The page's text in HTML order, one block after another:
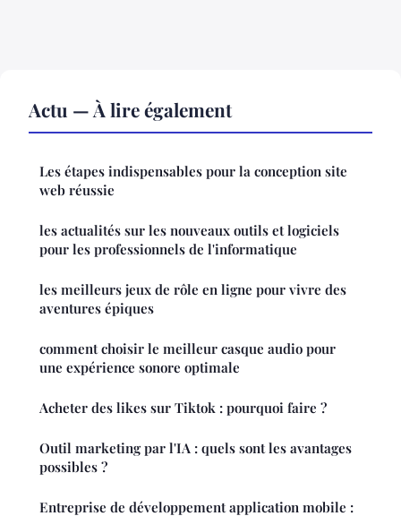
Actu — À lire également
Les étapes indispensables pour la conception site
web réussie
les actualités sur les nouveaux outils et logiciels
pour les professionnels de l'informatique
les meilleurs jeux de rôle en ligne pour vivre des
aventures épiques
comment choisir le meilleur casque audio pour
une expérience sonore optimale
Acheter des likes sur Tiktok : pourquoi faire ?
Outil marketing par l'IA : quels sont les avantages
possibles ?
Entreprise de développement application mobile :